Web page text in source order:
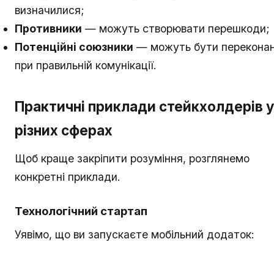
визначилися;
Противники — можуть створювати перешкоди;
Потенційні союзники — можуть бути
при правильній комунікації.
Практичні приклади стейкхолдерів у
різних сферах
Щоб краще закріпити розуміння, розглянемо
конкретні приклади.
Технологічний стартап
Уявімо, що ви запускаєте мобільний додаток: